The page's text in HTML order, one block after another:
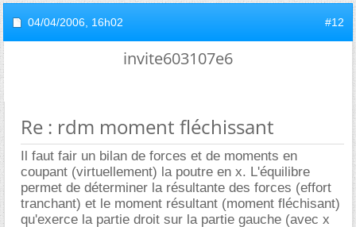
04/04/2006, 16h02 #12
invite603107e6
Re : rdm moment fléchissant
Il faut fair un bilan de forces et de moments en
coupant (virtuellement) la poutre en x. L'équilibre
permet de déterminer la résultante des forces (effort
tranchant) et le moment résultant (moment fléchisant)
qu'exerce la partie droit sur la partie gauche (avec x